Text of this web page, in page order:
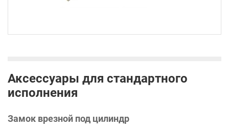
Аксессуары для стандартного
исполнения
Замок врезной под цилиндр